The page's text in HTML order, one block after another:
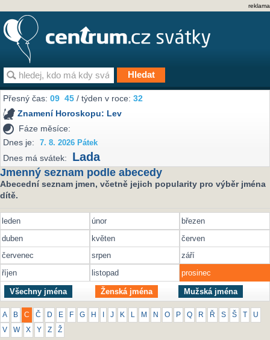
reklama
Přesný čas:09 45 / týden v roce:32
Znamení Horoskopu: Lev
Fáze měsíce:
Dnes je:
7. 8. 2026 Pátek
Dnes má svátek: Lada
Jmenný seznam podle abecedy
Abecední seznam jmen, včetně jejich popularity pro výběr jména
dítě.
leden únor
březen
duben
květen
červen
červenec
srpen
září
říjen
listopad prosinec
Všechny jména Ženská jména Mužská jména
A B C Č D E F G H J K M N O P Q R Ř S Š U
V W X Y Z Ž